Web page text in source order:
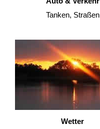
Tanken, Straßen
Wetter